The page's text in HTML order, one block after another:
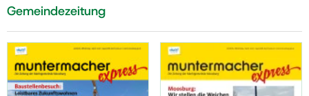
Gemeindezeitung